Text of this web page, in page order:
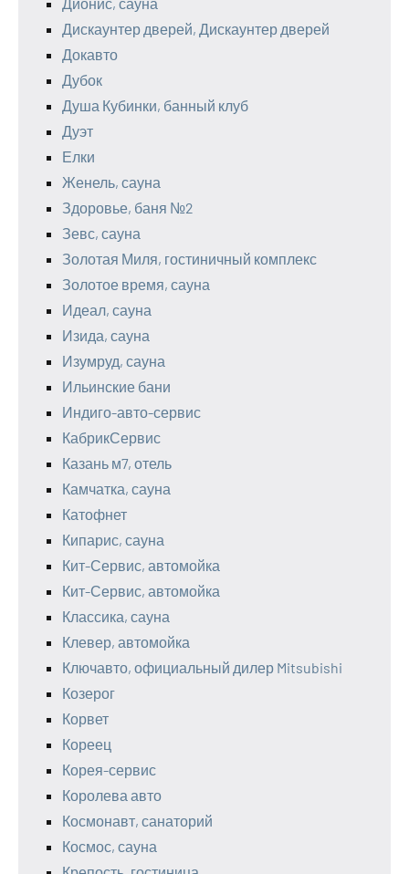
Дионис, сауна
Дискаунтер дверей, Дискаунтер дверей
Докавто
Дубок
Душа Кубинки, банный клуб
Дуэт
Елки
Женель, сауна
Здоровье, баня №2
Зевс, сауна
Золотая Миля, гостиничный комплекс
Золотое время, сауна
Идеал, сауна
Изида, сауна
Изумруд, сауна
Ильинские бани
Индиго-авто-сервис
КабрикСервис
Казань м7, отель
Камчатка, сауна
Катофнет
Кипарис, сауна
Кит-Сервис, автомойка
Кит-Сервис, автомойка
Классика, сауна
Клевер, автомойка
Ключавто, официальный дилер Mitsubishi
Козерог
Корвет
Кореец
Корея-сервис
Королева авто
Космонавт, санаторий
Космос, сауна